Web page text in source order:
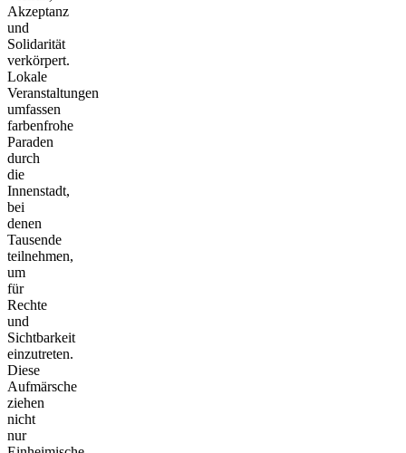
Akzeptanz
und
Solidarität
verkörpert.
Lokale
Veranstaltungen
umfassen
farbenfrohe
Paraden
durch
die
Innenstadt,
bei
denen
Tausende
teilnehmen,
um
für
Rechte
und
Sichtbarkeit
einzutreten.
Diese
Aufmärsche
ziehen
nicht
nur